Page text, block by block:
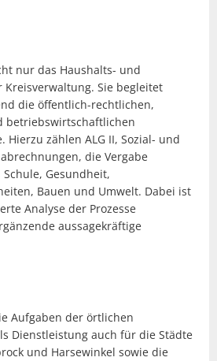
nur das Haushalts- und
Kreisverwaltung. Sie begleitet
die öffentlich-rechtlichen,
betriebswirtschaftlichen
Hierzu zählen ALG II, Sozial- und
die Vergabe
Gesundheit,
Bauen und Umwelt. Dabei ist
Analyse der Prozesse
aussagekräftige
Aufgaben der örtlichen
Dienstleistung auch für die Städte
und Harsewinkel sowie die